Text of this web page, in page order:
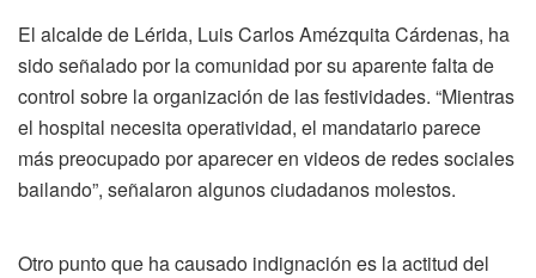
El alcalde de Lérida, Luis Carlos Amézquita Cárdenas, ha
sido señalado por la comunidad por su aparente falta de
control sobre la organización de las festividades. “Mientras
el hospital necesita operatividad, el mandatario parece
más preocupado por aparecer en videos de redes sociales
bailando”, señalaron algunos ciudadanos molestos.
Otro punto que ha causado indignación es la actitud del